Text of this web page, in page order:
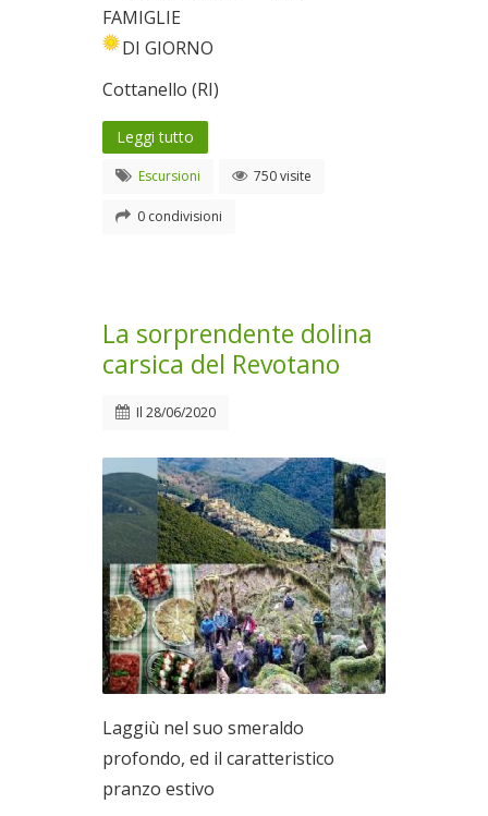
FAMIGLIE
DI GIORNO
Cottanello (RI)
Leggi tutto
Escursioni 750 visite
0 condivisioni
La sorprendente dolina
carsica del Revotano
Il 28/06/2020
Laggiù nel suo smeraldo
profondo, ed il caratteristico
pranzo estivo